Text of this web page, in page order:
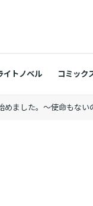
イトノベル コミック
めました。～使命もな